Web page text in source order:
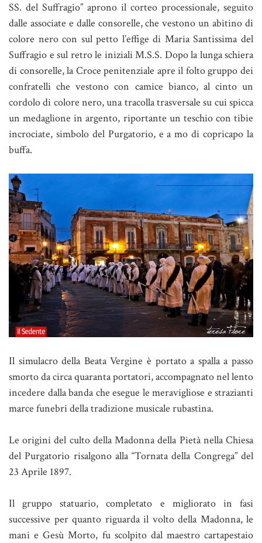
SS. del Suffragio” aprono il corteo processionale, seguito
dalle associate e dalle consorelle, che vestono un abitino di
colore nero con sul petto l’effige di Maria Santissima del
Suffragio e sul retro le iniziali M.S.S. Dopo la lunga schiera
di consorelle, la Croce penitenziale apre il folto gruppo dei
confratelli che vestono con camice bianco, al cinto un
cordolo di colore nero, una tracolla trasversale su cui spicca
un medaglione in argento, riportante un teschio con tibie
incrociate, simbolo del Purgatorio, e a mo di copricapo la
buffa.
Il simulacro della Beata Vergine è portato a spalla a passo
smorto da circa quaranta portatori, accompagnato nel lento
incedere dalla banda che esegue le meravigliose e strazianti
marce funebri della tradizione musicale rubastina.
Le origini del culto della Madonna della Pietà nella Chiesa
del Purgatorio risalgono alla “Tornata della Congrega” del
23 Aprile 1897.
Il gruppo statuario, completato e migliorato in fasi
successive per quanto riguarda il volto della Madonna, le
mani e Gesù Morto, fu scolpito dal maestro cartapestaio